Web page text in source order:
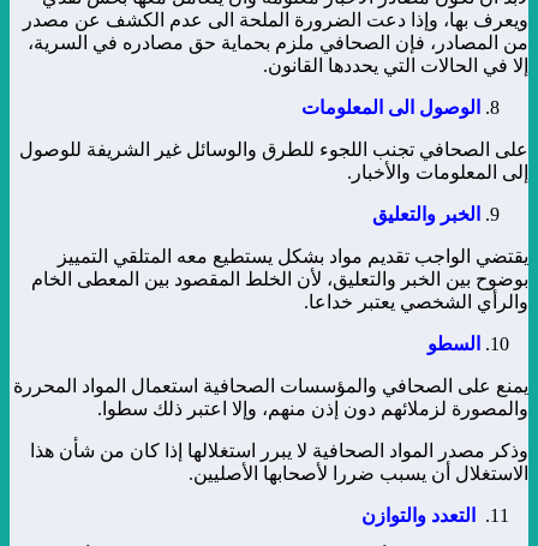
ويعرف بها، وإذا دعت الضرورة الملحة الى عدم الكشف عن مصدر
من المصادر، فإن الصحافي ملزم بحماية حق مصادره في السرية،
إلا في الحالات التي يحددها القانون.
الوصول الى المعلومات
على الصحافي تجنب اللجوء للطرق والوسائل غير الشريفة للوصول
إلى المعلومات والأخبار.
الخبر والتعليق
يقتضي الواجب تقديم مواد بشكل يستطيع معه المتلقي التمييز
بوضوح بين الخبر والتعليق، لأن الخلط المقصود بين المعطى الخام
والرأي الشخصي يعتبر خداعا.
السطو
يمنع على الصحافي والمؤسسات الصحافية استعمال المواد المحررة
والمصورة لزملائهم دون إذن منهم، وإلا اعتبر ذلك سطوا.
وذكر مصدر المواد الصحافية لا يبرر استغلالها إذا كان من شأن هذا
الاستغلال أن يسبب ضررا لأصحابها الأصليين.
التعدد والتوازن